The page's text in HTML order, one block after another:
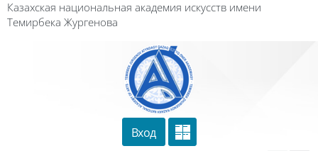
Перейти к основному содержанию
Казахская национальная академия искусств имени
Темирбека Жургенова
Вход